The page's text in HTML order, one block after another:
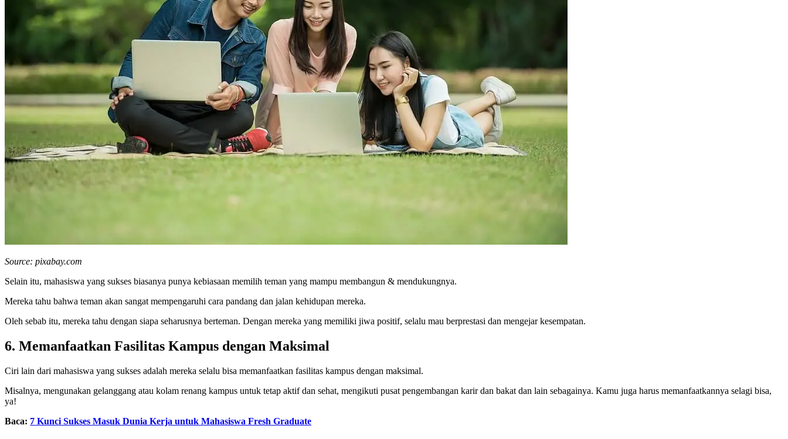
Source: pixabay.com
Selain itu, mahasiswa yang sukses biasanya punya kebiasaan memilih teman yang mampu membangun & mendukungnya.
Mereka tahu bahwa teman akan sangat mempengaruhi cara pandang dan jalan kehidupan mereka.
Oleh sebab itu, mereka tahu dengan siapa seharusnya berteman. Dengan mereka yang memiliki jiwa positif, selalu mau berprestasi dan mengejar kesempatan.
6. Memanfaatkan Fasilitas Kampus dengan Maksimal
Ciri lain dari mahasiswa yang sukses adalah mereka selalu bisa memanfaatkan fasilitas kampus dengan maksimal.
Misalnya, mengunakan gelanggang atau kolam renang kampus untuk tetap aktif dan sehat, mengikuti pusat pengembangan karir dan bakat dan lain sebagainya. Kamu juga harus memanfaatkannya selagi bisa,
ya!
Baca: 7 Kunci Sukses Masuk Dunia Kerja untuk Mahasiswa Fresh Graduate